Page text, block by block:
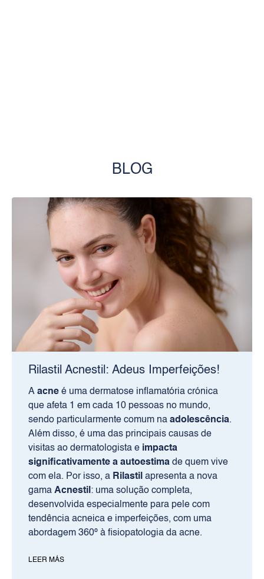
BLOG
Rilastil Acnestil: Adeus Imperfeições!
A acne é uma dermatose inflamatória crónica
que afeta 1 em cada 10 pessoas no mundo,
sendo particularmente comum na adolescência.
Além disso, é uma das principais causas de
visitas ao dermatologista e impacta
significativamente a autoestima de quem vive
com ela. Por isso, a Rilastil apresenta a nova
gama Acnestil : uma solução completa,
desenvolvida especialmente para pele com
tendência acneica e imperfeições, com uma
abordagem 360º à fisiopatologia da acne.​
LEER MÁS